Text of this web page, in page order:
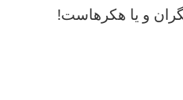
و یا هکرهاست!